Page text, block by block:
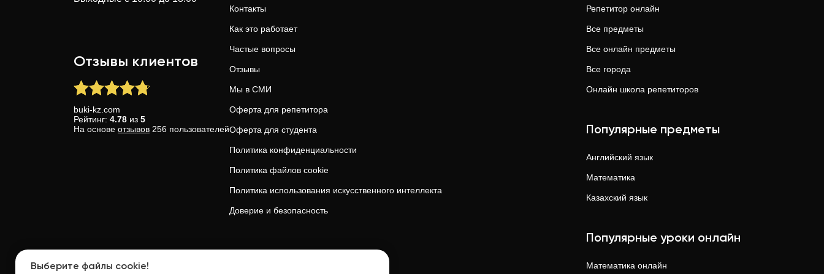
Отзывы клиентов
buki-kz.com
Рейтинг: 4.78 из 5
На основе отзывов 256 пользователей
Контакты
Как это работает
Частые вопросы
Отзывы
Мы в СМИ
Оферта для репетитора
Оферта для студента
Политика конфиденциальности
Политика файлов cookie
Политика использования искусственного интеллекта
Доверие и безопасность
Репетитор онлайн
Все предметы
Все онлайн предметы
Все города
Онлайн школа репетиторов
Популярные предметы
Английский язык
Математика
Казахский язык
Популярные уроки онлайн
Математика онлайн
Выберите файлы cookie!